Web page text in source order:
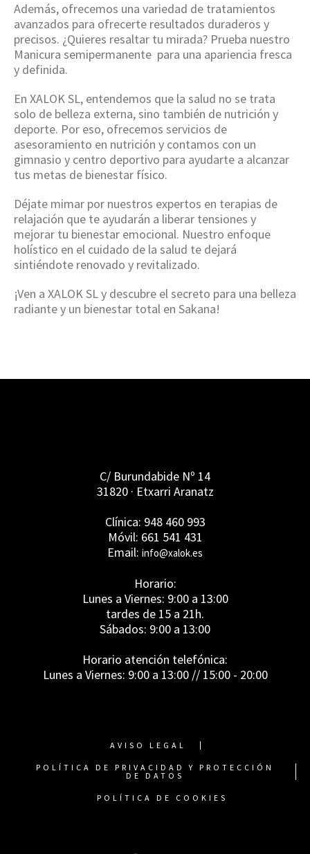
Además, ofrecemos una variedad de tratamientos
avanzados para ofrecerte resultados duraderos y
precisos. ¿Quieres resaltar tu mirada? Prueba nuestro
Manicura semipermanente para una apariencia fresca
y definida.
En XALOK SL, entendemos que la salud no se trata
solo de belleza externa, sino también de nutrición y
deporte. Por eso, ofrecemos servicios de
asesoramiento en nutrición y contamos con un
gimnasio y centro deportivo para ayudarte a alcanzar
tus metas de bienestar físico.
Déjate mimar por nuestros expertos en terapias de
relajación que te ayudarán a liberar tensiones y
mejorar tu bienestar emocional. Nuestro enfoque
holístico en el cuidado de la salud te dejará
sintiéndote renovado y revitalizado.
¡Ven a XALOK SL y descubre el secreto para una belleza
radiante y un bienestar total en Sakana!
C/ Burundabide Nº 14
31820 · Etxarri Aranatz
Clínica: 948 460 993
Móvil: 661 541 431
Email: info@xalok.es
Horario:
Lunes a Viernes: 9:00 a 13:00
tardes de 15 a 21h.
Sábados: 9:00 a 13:00
Horario atención telefónica:
Lunes a Viernes: 9:00 a 13:00 // 15:00 - 20:00
AVISO LEGAL
POLÍTICA DE PRIVACIDAD Y PROTECCIÓN
DE DATOS
POLÍTICA DE COOKIES